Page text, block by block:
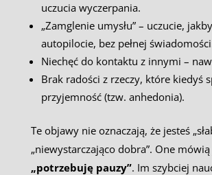
uczucia wyczerpania.
„Zamglenie umysłu” – uczucie,
autopilocie, bez pełnej
Niechęć do kontaktu z innymi –
Brak radości z rzeczy, które kiedyś
przyjemność (tzw. anhedonia).
Te objawy nie oznaczają, że jesteś
„niewystarczająco dobra”. One
„potrzebuję pauzy”. Im szybciej